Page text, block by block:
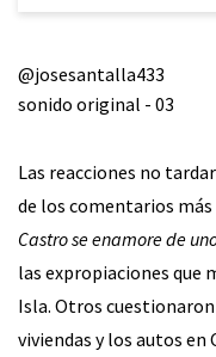
@josesantalla433
sonido original - 03
Las reacciones no
de los comentarios
Castro se enamore de
las expropiaciones que
Isla. Otros
viviendas y los autos en